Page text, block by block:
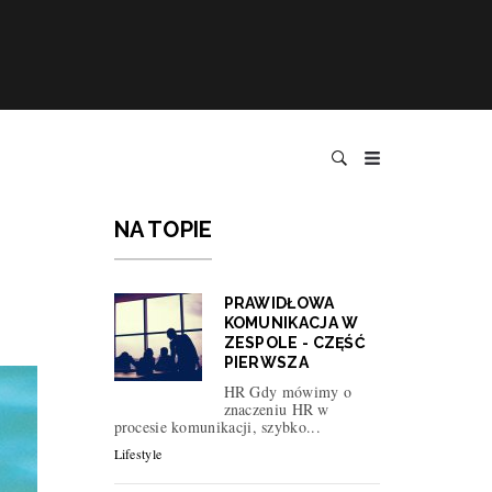
NA TOPIE
PRAWIDŁOWA
KOMUNIKACJA W
ZESPOLE - CZĘŚĆ
PIERWSZA
HR Gdy mówimy o
znaczeniu HR w
procesie komunikacji, szybko...
Lifestyle